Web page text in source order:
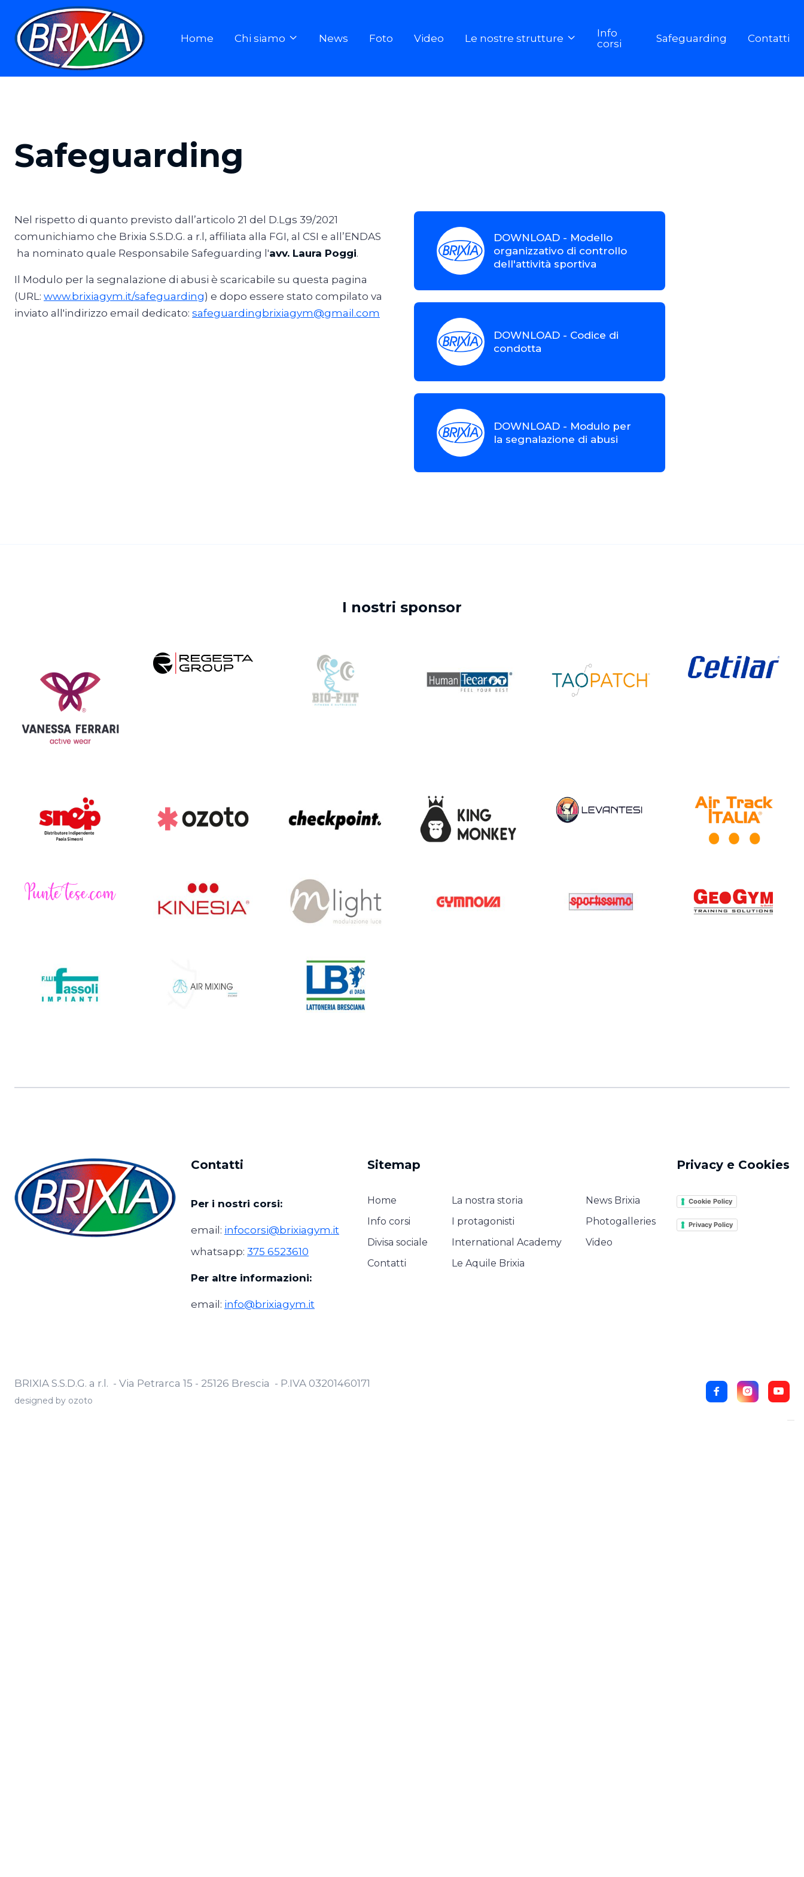
Home Chi siamo  News Foto Video Le nostre strutture 
Info
corsi
Safeguarding Contatti
Safeguarding
Nel rispetto di quanto previsto dall’articolo 21 del D.Lgs 39/2021
comunichiamo che Brixia S.S.D.G. a r.l, affiliata alla FGI, al CSI e all’ENDAS
ha nominato quale Responsabile Safeguarding l'avv. Laura Poggi.
Il Modulo per la segnalazione di abusi è scaricabile su questa pagina
(URL: www.brixiagym.it/safeguarding) e dopo essere stato compilato va
inviato all'indirizzo email dedicato: safeguardingbrixiagym@gmail.com
DOWNLOAD - Modello
organizzativo di controllo
dell'attività sportiva
DOWNLOAD - Codice di
condotta
DOWNLOAD - Modulo per
la segnalazione di abusi
I nostri sponsor
Contatti
Per i nostri corsi:
email: infocorsi@brixiagym.it
whatsapp: 375 6523610
Per altre informazioni:
email: info@brixiagym.it
Sitemap
Home
Info corsi
Divisa sociale
Contatti
La nostra storia
I protagonisti
International Academy
Le Aquile Brixia
News Brixia
Photogalleries
Video
Privacy e Cookies
Cookie Policy
Privacy Policy
BRIXIA S.S.D.G. a r.l. - Via Petrarca 15 - 25126 Brescia - P.IVA 03201460171
designed by ozoto
  